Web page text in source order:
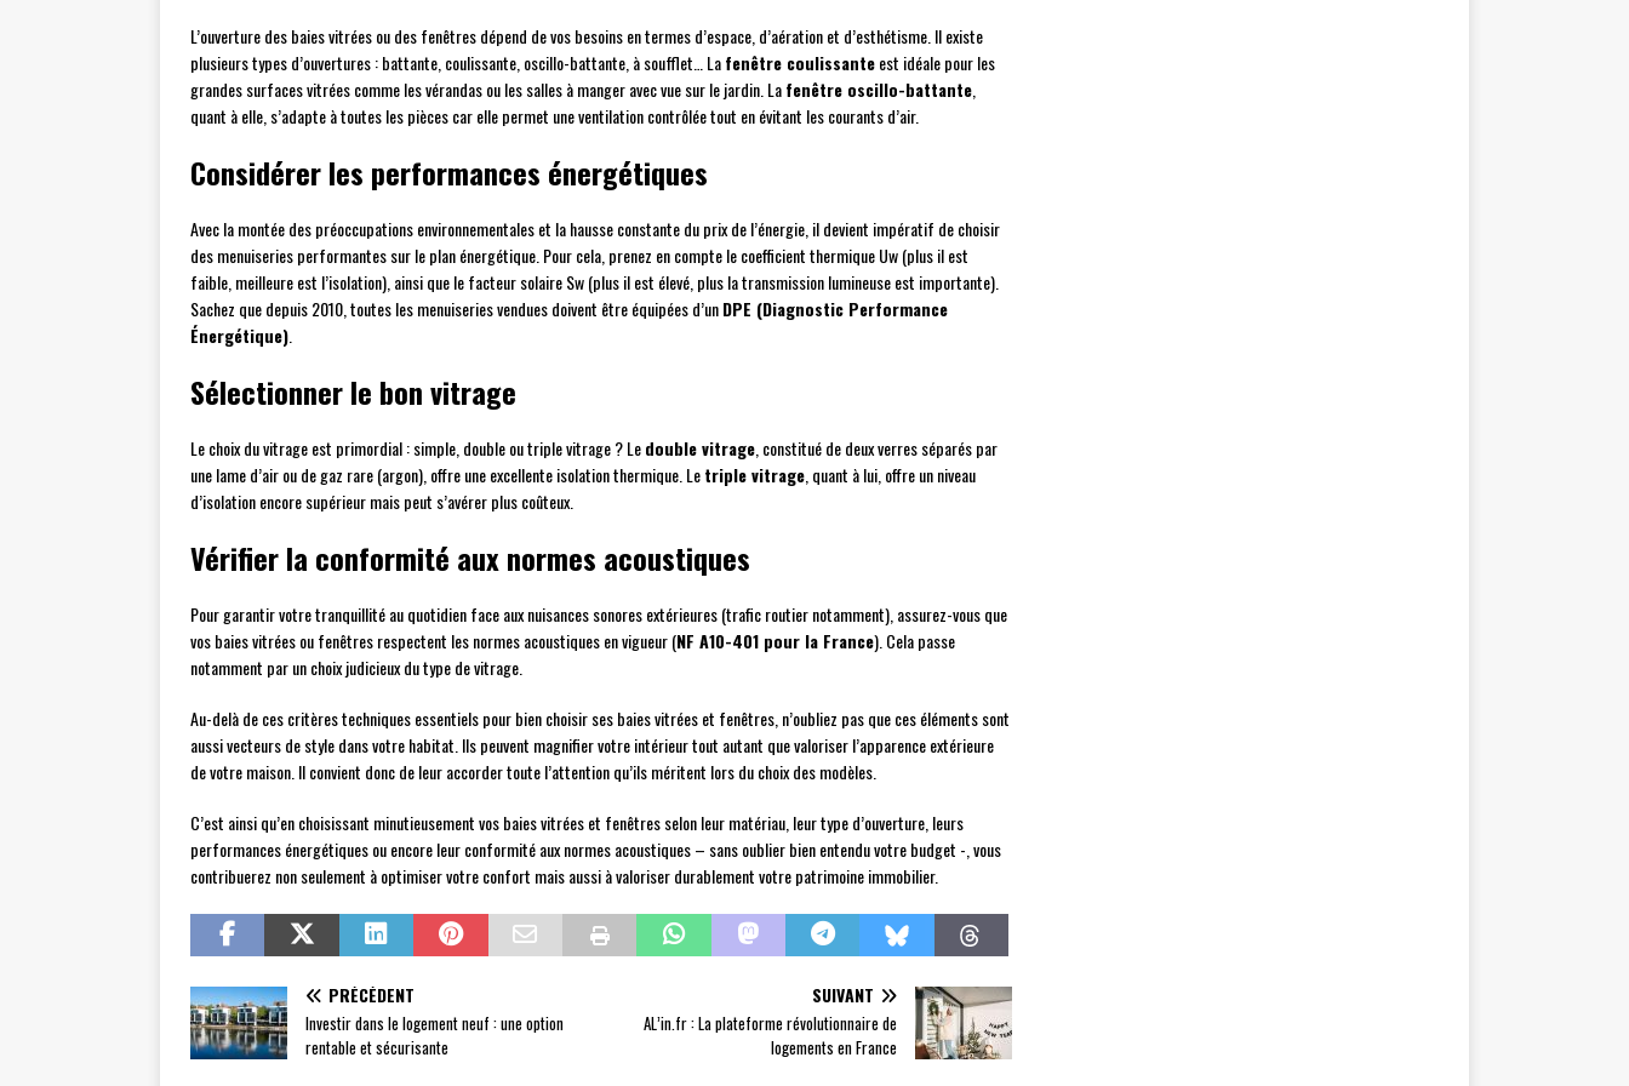
L’ouverture des baies vitrées ou des fenêtres dépend de vos besoins en termes d’espace, d’aération et d’esthétisme. Il existe
plusieurs types d’ouvertures : battante, coulissante, oscillo-battante, à soufflet… Lafenêtre coulissanteest idéale pour les
grandes surfaces vitrées comme les vérandas ou les salles à manger avec vue sur le jardin. Lafenêtre oscillo-battante
quant à elle, s’adapte à toutes les pièces car elle permet une ventilation contrôlée tout en évitant les courants d’air.
Considérer les performances énergétiques
Avec la montée des préoccupations environnementales et la hausse constante du prix de l’énergie, il devient impératif de choisir
des menuiseries performantes sur le plan énergétique. Pour cela, prenez en compte le coefficient thermique Uw (plus il est
faible, meilleure est l’isolation), ainsi que le facteur solaire Sw (plus il est élevé, plus la transmission lumineuse est importante).
Sachez que depuis 2010, toutes les menuiseries vendues doivent être équipées d’unDPE (Diagnostic Performance
Énergétique)
Sélectionner le bon vitrage
Le choix du vitrage est primordial : simple, double ou triple vitrage ? Ledouble vitrage , constitué de deux verres séparés par
une lame d’air ou de gaz rare (argon), offre une excellente isolation thermique. Letriple vitrage , quant à lui, offre un niveau
d’isolation encore supérieur mais peut s’avérer plus coûteux.
Vérifier la conformité aux normes acoustiques
Pour garantir votre tranquillité au quotidien face aux nuisances sonores extérieures (trafic routier notamment), assurez-vous que
vos baies vitrées ou fenêtres respectent les normes acoustiques en vigueur (NF A10-401 pour la France). Cela passe
notamment par un choix judicieux du type de vitrage.
Au-delà de ces critères techniques essentiels pour bien choisir ses baies vitrées et fenêtres, n’oubliez pas que ces éléments sont
aussi vecteurs de style dans votre habitat. Ils peuvent magnifier votre intérieur tout autant que valoriser l’apparence extérieure
de votre maison. Il convient donc de leur accorder toute l’attention qu’ils méritent lors du choix des modèles.
C’est ainsi qu’en choisissant minutieusement vos baies vitrées et fenêtres selon leur matériau, leur type d’ouverture, leurs
performances énergétiques ou encore leur conformité aux normes acoustiques – sans oublier bien entendu votre budget -, vous
contribuerez non seulement à optimiser votre confort mais aussi à valoriser durablement votre patrimoine immobilier.
PRÉCÉDENT
Investir dans le logement neuf : une option
rentable et sécurisante
SUIVANT
AL’in.fr : La plateforme révolutionnaire de
logements en France